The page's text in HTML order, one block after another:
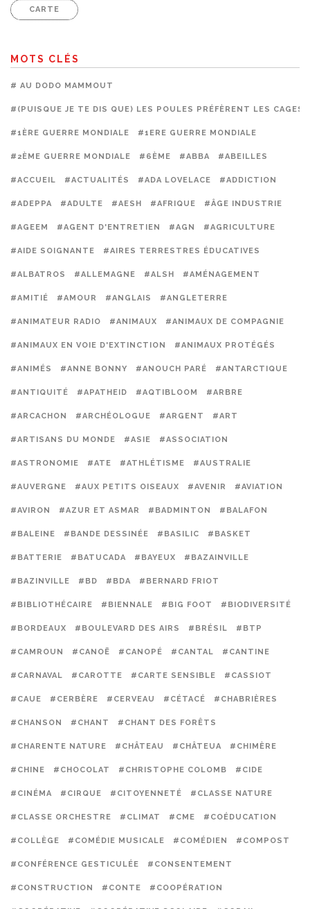
CARTE
MOTS CLÉS
# AU DODO MAMMOUT
#(PUISQUE JE TE DIS QUE) LES POULES PRÉFÈRENT LES CAGES
#1ÈRE GUERRE MONDIALE #1ERE GUERRE MONDIALE
#2ÈME GUERRE MONDIALE #6ÈME #ABBA #ABEILLES
#ACCUEIL #ACTUALITÉS #ADA LOVELACE #ADDICTION
#ADEPPA #ADULTE #AESH #AFRIQUE #ÂGE INDUSTRIE
#AGEEM #AGENT D'ENTRETIEN #AGN #AGRICULTURE
#AIDE SOIGNANTE #AIRES TERRESTRES ÉDUCATIVES
#ALBATROS #ALLEMAGNE #ALSH #AMÉNAGEMENT
#AMITIÉ #AMOUR #ANGLAIS #ANGLETERRE
#ANIMATEUR RADIO #ANIMAUX #ANIMAUX DE COMPAGNIE
#ANIMAUX EN VOIE D'EXTINCTION #ANIMAUX PROTÉGÉS
#ANIMÉS #ANNE BONNY #ANOUCH PARÉ #ANTARCTIQUE
#ANTIQUITÉ #APATHEID #AQTIBLOOM #ARBRE
#ARCACHON #ARCHÉOLOGUE #ARGENT #ART
#ARTISANS DU MONDE #ASIE #ASSOCIATION
#ASTRONOMIE #ATE #ATHLÉTISME #AUSTRALIE
#AUVERGNE #AUX PETITS OISEAUX #AVENIR #AVIATION
#AVIRON #AZUR ET ASMAR #BADMINTON #BALAFON
#BALEINE #BANDE DESSINÉE #BASILIC #BASKET
#BATTERIE #BATUCADA #BAYEUX #BAZAINVILLE
#BAZINVILLE #BD #BDA #BERNARD FRIOT
#BIBLIOTHÉCAIRE #BIENNALE #BIG FOOT #BIODIVERSITÉ
#BORDEAUX #BOULEVARD DES AIRS #BRÉSIL #BTP
#CAMROUN #CANOË #CANOPÉ #CANTAL #CANTINE
#CARNAVAL #CAROTTE #CARTE SENSIBLE #CASSIOT
#CAUE #CERBÈRE #CERVEAU #CÉTACÉ #CHABRIÈRES
#CHANSON #CHANT #CHANT DES FORÊTS
#CHARENTE NATURE #CHÂTEAU #CHÂTEUA #CHIMÈRE
#CHINE #CHOCOLAT #CHRISTOPHE COLOMB #CIDE
#CINÉMA #CIRQUE #CITOYENNETÉ #CLASSE NATURE
#CLASSE ORCHESTRE #CLIMAT #CME #COÉDUCATION
#COLLÈGE #COMÉDIE MUSICALE #COMÉDIEN #COMPOST
#CONFÉRENCE GESTICULÉE #CONSENTEMENT
#CONSTRUCTION #CONTE #COOPÉRATION